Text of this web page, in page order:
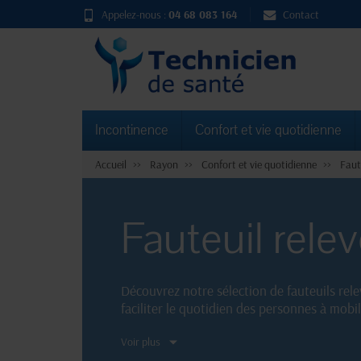
Appelez-nous : 04 68 083 164 Contact
Incontinence Confort et vie quotidienne
Accueil Rayon Confort et vie quotidienne
Fauteuil
Découvrez notre sélection de fauteuils
faciliter le quotidien des personnes à
Voir plus